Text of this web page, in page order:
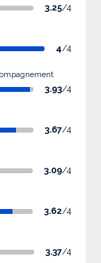
3.25/4
4/4
3.93/4
3.67/4
3.09/4
3.62/4
3.37/4